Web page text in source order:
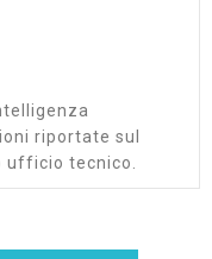
riportate sul
tecnico.